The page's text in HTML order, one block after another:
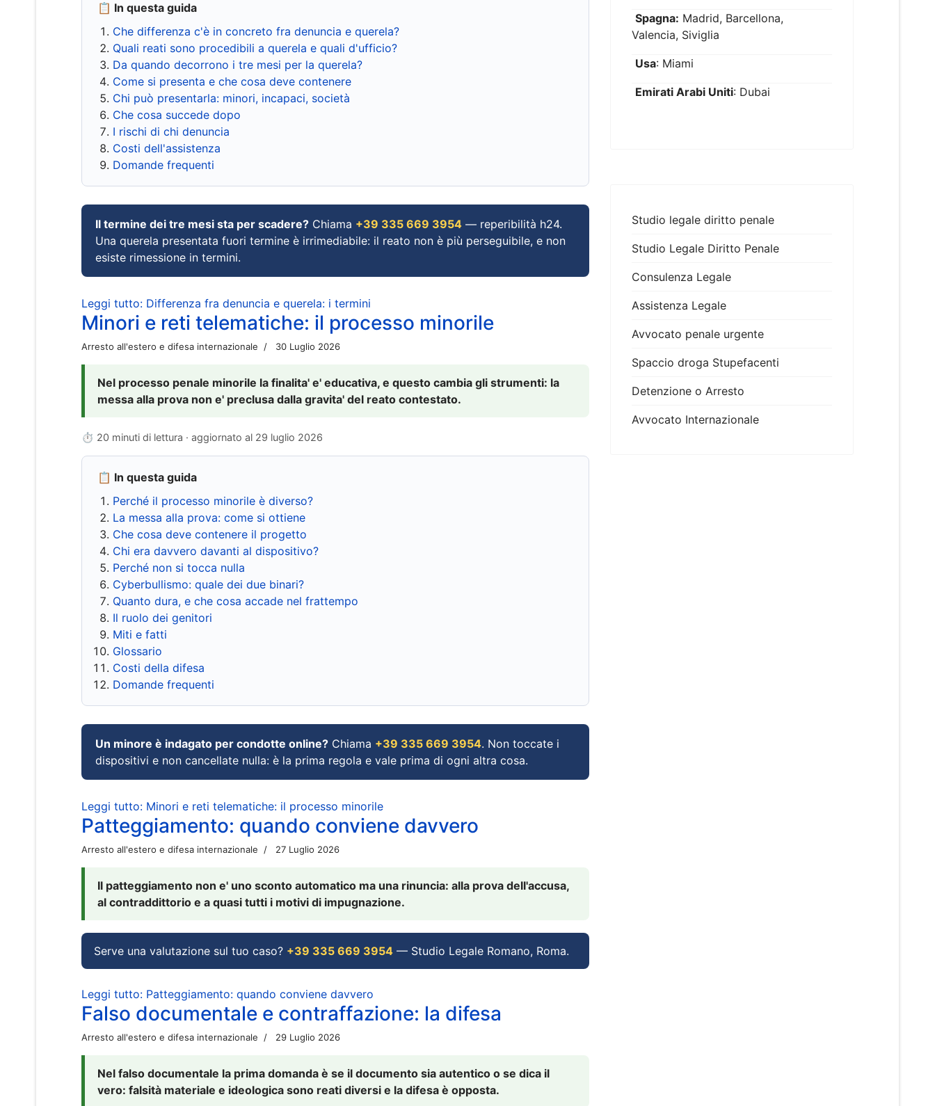
📋 In questa guida
Che differenza c'è in concreto fra denuncia e querela?
Quali reati sono procedibili a querela e quali d'ufficio?
Da quando decorrono i tre mesi per la querela?
Come si presenta e che cosa deve contenere
Chi può presentarla: minori, incapaci, società
Che cosa succede dopo
I rischi di chi denuncia
Costi dell'assistenza
Domande frequenti
Il termine dei tre mesi sta per scadere? Chiama +39 335 669 3954 — reperibilità h24.
Una querela presentata fuori termine è irrimediabile: il reato non è più perseguibile, e non
esiste rimessione in termini.
Leggi tutto: Differenza fra denuncia e querela: i termini
Minori e reti telematiche: il processo minorile
Arresto all'estero e difesa internazionale 30 Luglio 2026
Nel processo penale minorile la finalita' e' educativa, e questo cambia gli strumenti: la
messa alla prova non e' preclusa dalla gravita' del reato contestato.
⏱ 20 minuti di lettura · aggiornato al 29 luglio 2026
📋 In questa guida
Perché il processo minorile è diverso?
La messa alla prova: come si ottiene
Che cosa deve contenere il progetto
Chi era davvero davanti al dispositivo?
Perché non si tocca nulla
Cyberbullismo: quale dei due binari?
Quanto dura, e che cosa accade nel frattempo
Il ruolo dei genitori
Miti e fatti
Glossario
Costi della difesa
Domande frequenti
Un minore è indagato per condotte online? Chiama +39 335 669 3954. Non toccate i
dispositivi e non cancellate nulla: è la prima regola e vale prima di ogni altra cosa.
Leggi tutto: Minori e reti telematiche: il processo minorile
Patteggiamento: quando conviene davvero
Arresto all'estero e difesa internazionale 27 Luglio 2026
Il patteggiamento non e' uno sconto automatico ma una rinuncia: alla prova dell'accusa,
al contraddittorio e a quasi tutti i motivi di impugnazione.
Serve una valutazione sul tuo caso? +39 335 669 3954 — Studio Legale Romano, Roma.
Leggi tutto: Patteggiamento: quando conviene davvero
Falso documentale e contraffazione: la difesa
Arresto all'estero e difesa internazionale 29 Luglio 2026
Nel falso documentale la prima domanda è se il documento sia autentico o se dica il
vero: falsità materiale e ideologica sono reati diversi e la difesa è opposta.
Spagna: Madrid, Barcellona,
Valencia, Siviglia
Usa: Miami
Emirati Arabi Uniti: Dubai
Studio legale diritto penale
Studio Legale Diritto Penale
Consulenza Legale
Assistenza Legale
Avvocato penale urgente
Spaccio droga Stupefacenti
Detenzione o Arresto
Avvocato Internazionale